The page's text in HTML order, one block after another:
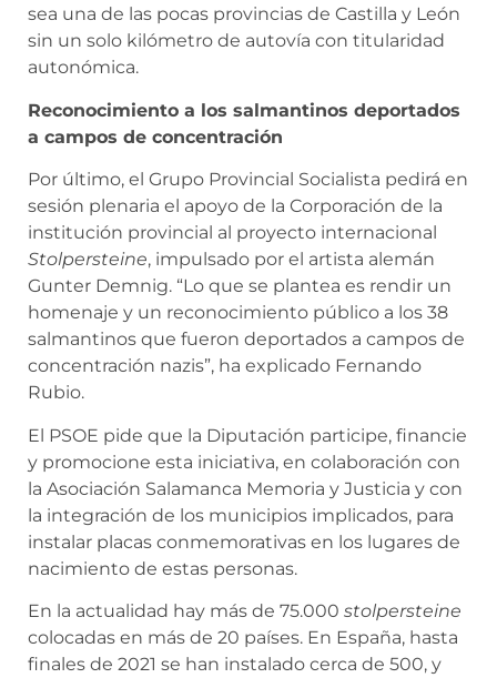
sea una de las pocas provincias de Castilla y León
sin un solo kilómetro de autovía con titularidad
autonómica.
Reconocimiento a los salmantinos deportados
a campos de concentración
Por último, el Grupo Provincial Socialista pedirá en
sesión plenaria el apoyo de la Corporación de la
institución provincial al proyecto internacional
Stolpersteine, impulsado por el artista alemán
Gunter Demnig. “Lo que se plantea es rendir un
homenaje y un reconocimiento público a los 38
salmantinos que fueron deportados a campos de
concentración nazis”, ha explicado Fernando
Rubio.
El PSOE pide que la Diputación participe, financie
y promocione esta iniciativa, en colaboración con
la Asociación Salamanca Memoria y Justicia y con
la integración de los municipios implicados, para
instalar placas conmemorativas en los lugares de
nacimiento de estas personas.
En la actualidad hay más de 75.000 stolpersteine
colocadas en más de 20 países. En España, hasta
finales de 2021 se han instalado cerca de 500, y